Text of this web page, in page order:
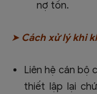
nợ tồn.
➤ Cách xử lý khi
Liên hệ cán bộ
thiết lập lại